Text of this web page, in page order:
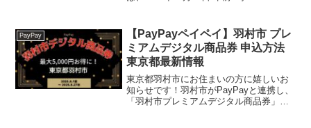
で予約OK！最大10％ポ...
PayPay
【PayPayペイペイ】羽村市 プレ
ミアムデジタル商品券 申込方法
東京都最新情報
東京都羽村市にお住まいの方に嬉しいお
知らせです！羽村市がPayPayと連携し、
「羽村市プレミアムデジタル商品券」キ